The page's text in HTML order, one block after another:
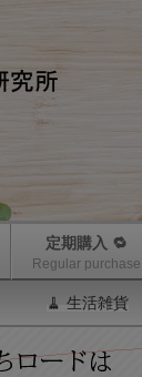
定期購入 🔁
Regular purchase